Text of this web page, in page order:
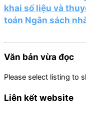
khai số liệu và
toán Ngân sách
Văn bản vừa đọc
Please select listing to
Liên kết website